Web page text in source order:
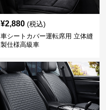
¥2,880 (税込)
車シートカバー運転席用 立体縫
製仕様高級車